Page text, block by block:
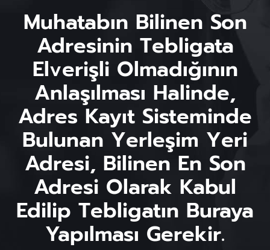
Muhatabın Bilinen Son
Adresinin Tebligata
Elverişli Olmadığının
Anlaşılması Halinde,
Adres Kayıt Sisteminde
Bulunan Yerleşim Yeri
Adresi, Bilinen En Son
Adresi Olarak Kabul
Edilip Tebligatın Buraya
Yapılması Gerekir.